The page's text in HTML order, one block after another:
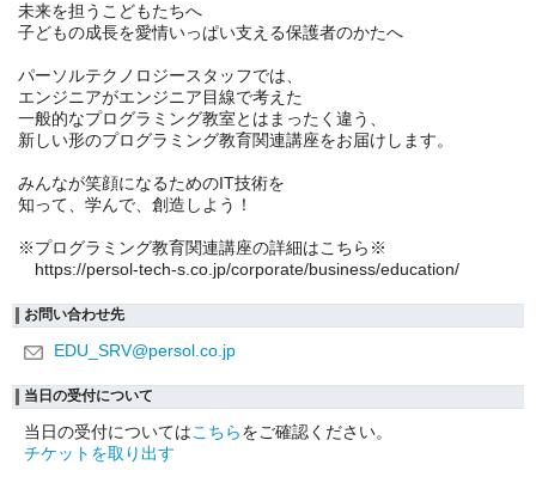
未来を担うこどもたちへ
子どもの成長を愛情いっぱい支える保護者のかたへ
パーソルテクノロジースタッフでは、
エンジニアがエンジニア目線で考えた
一般的なプログラミング教室とはまったく違う、
新しい形のプログラミング教育関連講座をお届けします。
みんなが笑顔になるためのIT技術を
知って、学んで、創造しよう！
※プログラミング教育関連講座の詳細はこちら※
https://persol-tech-s.co.jp/corporate/business/education/
お問い合わせ先
EDU_SRV@persol.co.jp
当日の受付について
当日の受付についてはこちらをご確認ください。
チケットを取り出す